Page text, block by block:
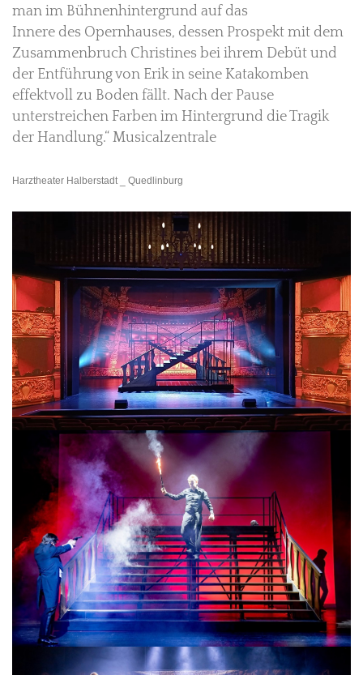
man im Bühnenhintergrund auf das
Innere des Opernhauses, dessen Prospekt mit dem
Zusammenbruch Christines bei ihrem Debüt und
der Entführung von Erik in seine Katakomben
effektvoll zu Boden fällt. Nach der Pause
unterstreichen Farben im Hintergrund die Tragik
der Handlung.“ Musicalzentrale
Harztheater Halberstadt _ Quedlinburg